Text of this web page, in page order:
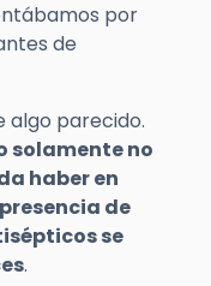
por
de
algo parecido.
solamente no
haber en
de
se
.